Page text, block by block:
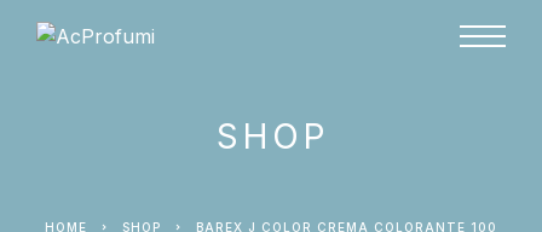
SHOP
HOME SHOP
BAREX J COLOR CREMA COLORANTE 100